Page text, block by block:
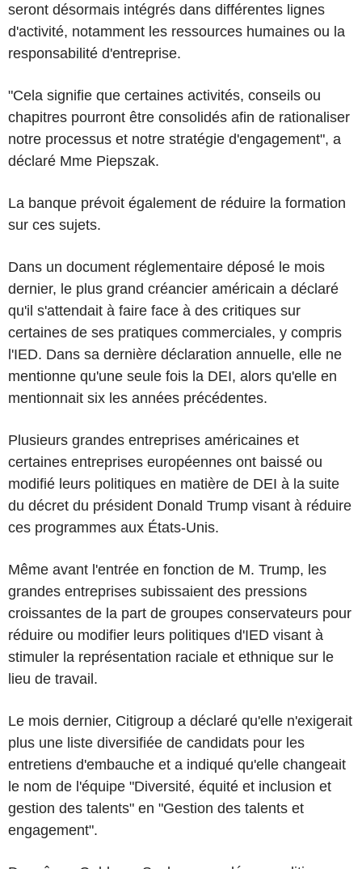
seront désormais intégrés dans différentes lignes
d'activité, notamment les ressources humaines ou la
responsabilité d'entreprise.
"Cela signifie que certaines activités, conseils ou
chapitres pourront être consolidés afin de rationaliser
notre processus et notre stratégie d'engagement", a
déclaré Mme Piepszak.
La banque prévoit également de réduire la formation
sur ces sujets.
Dans un document réglementaire déposé le mois
dernier, le plus grand créancier américain a déclaré
qu'il s'attendait à faire face à des critiques sur
certaines de ses pratiques commerciales, y compris
l'IED. Dans sa dernière déclaration annuelle, elle ne
mentionne qu'une seule fois la DEI, alors qu'elle en
mentionnait six les années précédentes.
Plusieurs grandes entreprises américaines et
certaines entreprises européennes ont baissé ou
modifié leurs politiques en matière de DEI à la suite
du décret du président Donald Trump visant à réduire
ces programmes aux États-Unis.
Même avant l'entrée en fonction de M. Trump, les
grandes entreprises subissaient des pressions
croissantes de la part de groupes conservateurs pour
réduire ou modifier leurs politiques d'IED visant à
stimuler la représentation raciale et ethnique sur le
lieu de travail.
Le mois dernier, Citigroup a déclaré qu'elle n'exigerait
plus une liste diversifiée de candidats pour les
entretiens d'embauche et a indiqué qu'elle changeait
le nom de l'équipe "Diversité, équité et inclusion et
gestion des talents" en "Gestion des talents et
engagement".